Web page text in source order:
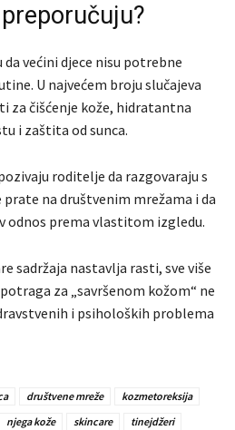
većini djece nisu potrebne
U najvećem broju slučajeva
za čišćenje kože, hidratantna
i zaštita od sunca.
roditelje da razgovaraju s
na društvenim mrežama i da
odnos prema vlastitom izgledu.
sadržaja nastavlja rasti, sve više
za „savršenom kožom“ ne
i psiholoških problema
društvene mreže
kozmetoreksija
njega kože skincare
tinejdžeri